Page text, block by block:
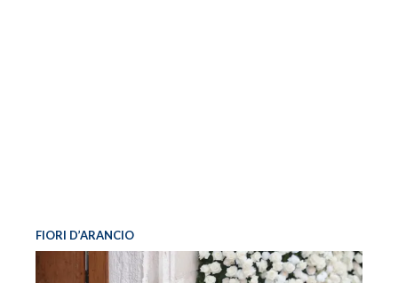
FIORI D’ARANCIO